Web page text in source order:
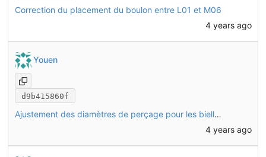
Correction du placement du boulon entre L01 et M06
4 years ago
Youen
d9b415860f
Ajustement des diamètres de perçage pour les biellettes, ajout des boulons de fixation des triangles
4 years ago